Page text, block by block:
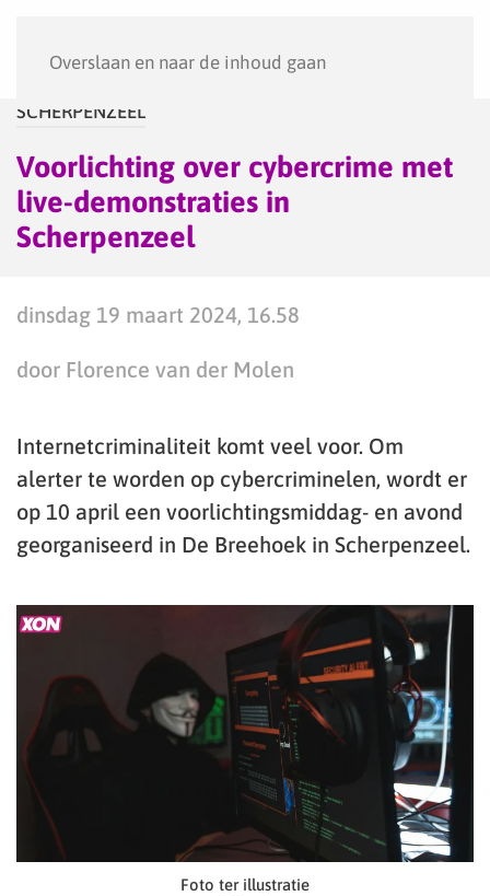
Overslaan en naar de inhoud gaan
SCHERPENZEEL
Voorlichting over cybercrime met
live-demonstraties in
Scherpenzeel
dinsdag 19 maart 2024, 16.58
door Florence van der Molen
Internetcriminaliteit komt veel voor. Om
alerter te worden op cybercriminelen, wordt er
op 10 april een voorlichtingsmiddag- en avond
georganiseerd in De Breehoek in Scherpenzeel.
Foto ter illustratie